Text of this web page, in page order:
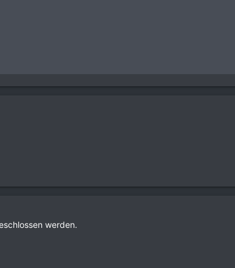
werden.